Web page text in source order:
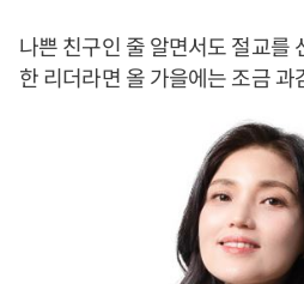
나쁜 친구인 줄 알면서도 절교를
한 리더라면 올 가을에는 조금 과